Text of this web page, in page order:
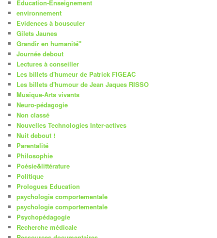
Éducation-Enseignement
environnement
Evidences à bousculer
Gilets Jaunes
Grandir en humanité"
Journée debout
Lectures à conseiller
Les billets d'humeur de Patrick FIGEAC
Les billets d'humour de Jean Jaques RISSO
Musique-Arts vivants
Neuro-pédagogie
Non classé
Nouvelles Technologies Inter-actives
Nuit debout !
Parentalité
Philosophie
Poésie&littérature
Politique
Prologues Education
psychologie comportementale
psychologie comportementale
Psychopédagogie
Recherche médicale